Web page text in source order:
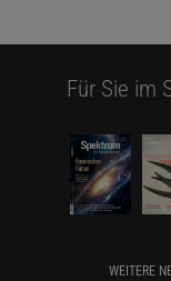
Für Sie im
WEITERE